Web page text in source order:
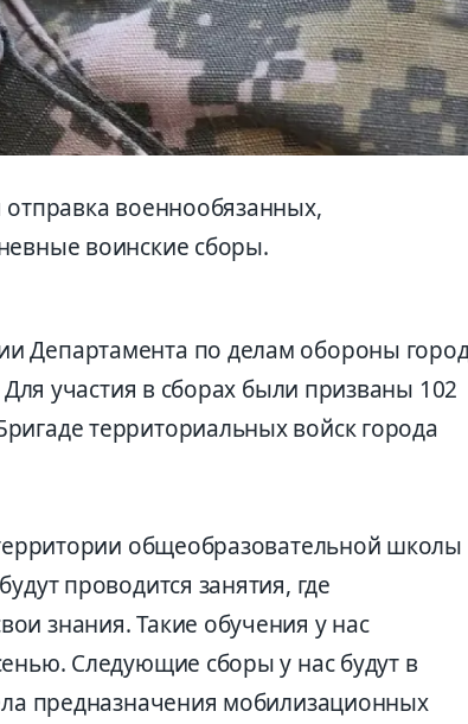
отправка военнообязанных,
воинские сборы.
Департамента по делам обороны
участия в сборах были призваны 102
территориальных войск города
общеобразовательной школы
проводится занятия, где
знания. Такие обучения у нас
Следующие сборы у нас будут в
предназначения мобилизационных